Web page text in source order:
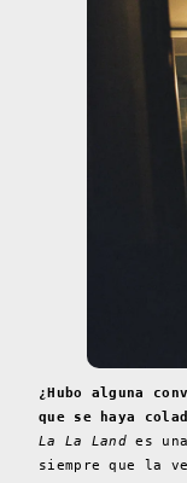
¿Hubo alguna
que se haya
La La Land es
siempre que la